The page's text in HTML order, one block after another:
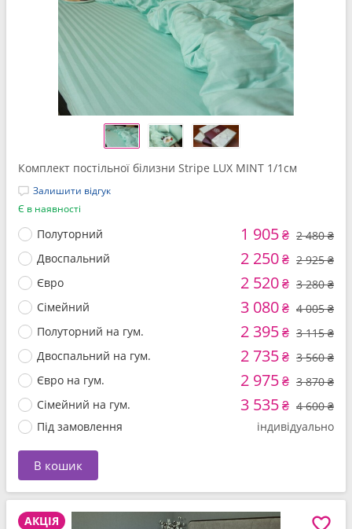
Комплект постільної білизни Stripe LUX MINT 1/1см
Залишити відгук
Є в наявності
Полуторний 1 905₴ 2 480 ₴
Двоспальний
2 250₴ 2 925 ₴
Євро
2 520₴ 3 280 ₴
Сімейний
3 080₴ 4 005 ₴
Полуторний на гум.
2 395₴ 3 115 ₴
Двоспальний на гум.
2 735₴ 3 560 ₴
Євро на гум.
2 975₴ 3 870 ₴
Сімейний на гум.
3 535₴ 4 600 ₴
Під замовлення
індивідуально
В кошик
АКЦІЯ